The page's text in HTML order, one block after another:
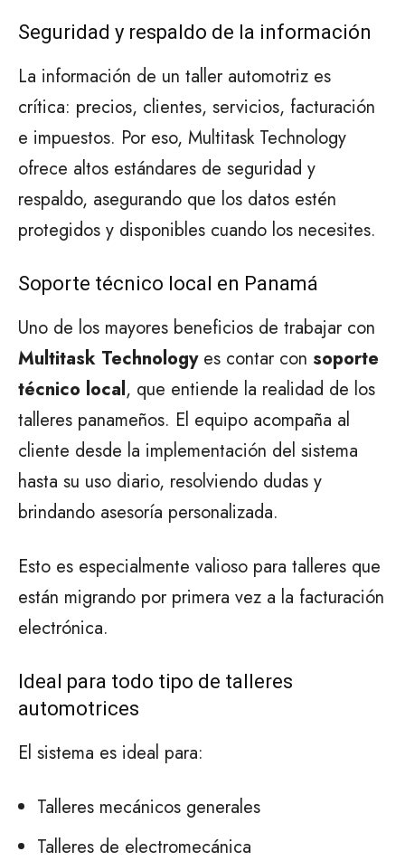
Seguridad y respaldo de la información
La información de un taller automotriz es
crítica: precios, clientes, servicios, facturación
e impuestos. Por eso, Multitask Technology
ofrece altos estándares de seguridad y
respaldo, asegurando que los datos estén
protegidos y disponibles cuando los necesites.
Soporte técnico local en Panamá
Uno de los mayores beneficios de trabajar con
Multitask Technologyes contar con soporte
técnico local, que entiende la realidad de los
talleres panameños. El equipo acompaña al
cliente desde la implementación del sistema
hasta su uso diario, resolviendo dudas y
brindando asesoría personalizada.
Esto es especialmente valioso para talleres que
están migrando por primera vez a la facturación
electrónica.
Ideal para todo tipo de talleres
automotrices
El sistema es ideal para:
Talleres mecánicos generales
Talleres de electromecánica